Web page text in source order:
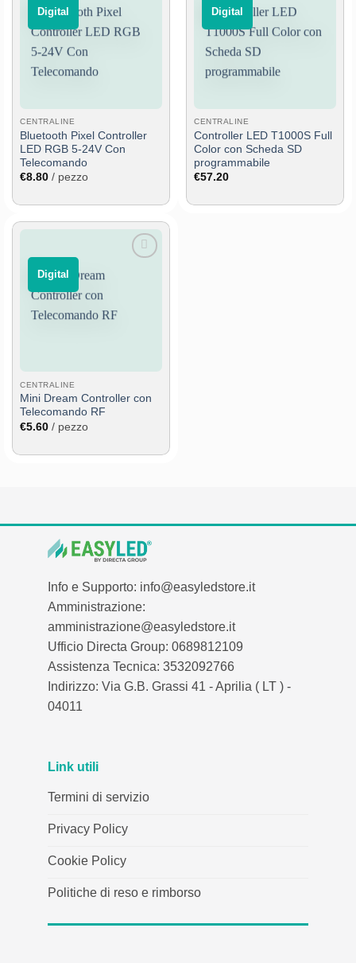
⠀Digital⠀
Aggiungi
alla lista
dei
desideri
CENTRALINE
Bluetooth Pixel Controller
LED RGB 5-24V Con
Telecomando
€8.80 / pezzo
⠀Digital⠀
Aggiungi
alla lista
dei
desideri
CENTRALINE
Controller LED T1000S Full
Color con Scheda SD
programmabile
€57.20
⠀Digital⠀
CENTRALINE
Mini Dream Controller con
Telecomando RF
€5.60 / pezzo
Info e Supporto: info@easyledstore.it
Amministrazione:
amministrazione@easyledstore.it
Ufficio Directa Group: 0689812109
Assistenza Tecnica: 3532092766
Indirizzo: Via G.B. Grassi 41 - Aprilia ( LT ) -
04011
Link utili
Termini di servizio
Privacy Policy
Cookie Policy
Politiche di reso e rimborso